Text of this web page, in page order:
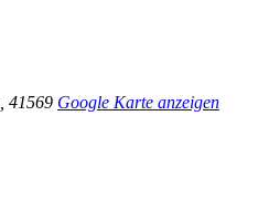
41569 Google Karte anzeigen